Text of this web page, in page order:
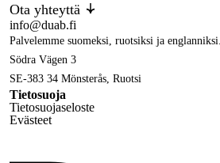
Ota yhteyttä
info@duab.fi
Palvelemme suomeksi, ruotsiksi ja englanniksi.
Södra Vägen 3
SE-383 34 Mönsterås, Ruotsi
Tietosuoja
Tietosuojaseloste
Evästeet